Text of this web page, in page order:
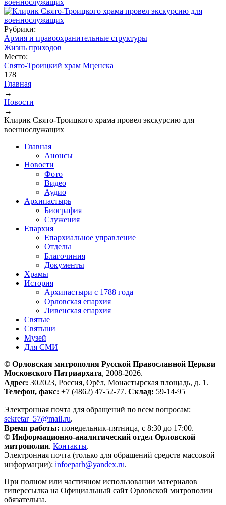
Рубрики:
Армия и правоохранительные структуры
Жизнь приходов
Место:
Свято-Троицкий храм Мценска
178
Вы здесь
Главная
→
Новости
→
Клирик Свято-Троицкого храма провел экскурсию для
военнослужащих
Главная
Анонсы
Новости
Фото
Видео
Аудио
Архипастырь
Биография
Служения
Епархия
Епархиальное управление
Отделы
Благочиния
Документы
Храмы
История
Архипастыри с 1788 года
Орловская епархия
Ливенская епархия
Святые
Святыни
Музей
Для СМИ
© Орловская митрополия Русской Православной Церкви
Московского Патриархата, 2008-2026.
Адрес: 302023, Россия, Орёл, Монастырская площадь, д. 1.
Телефон, факс: +7 (4862) 47-52-77. Склад: 59-14-95
Электронная почта для обращений по всем вопросам:
sekretar_57@mail.ru.
Время работы: понедельник-пятница, с 8:30 до 17:00.
© Информационно-аналитический отдел Орловской
митрополии. Контакты.
Электронная почта (только для обращений средств массовой
информации): infoeparh@yandex.ru.
При полном или частичном использовании материалов
гиперссылка на Официальный сайт Орловской митрополии
обязательна.